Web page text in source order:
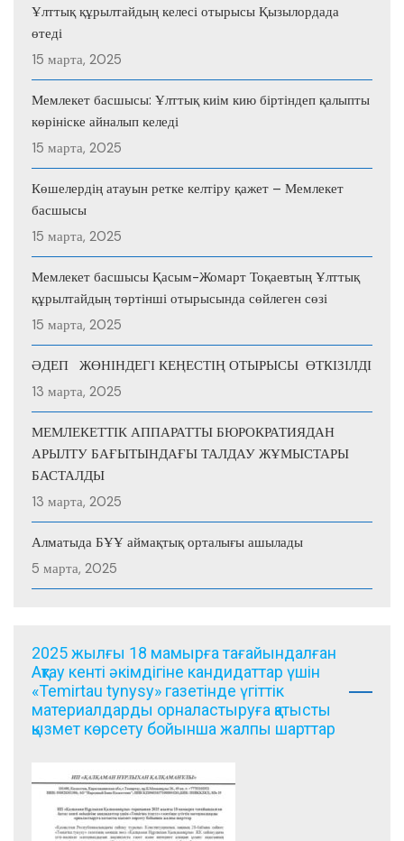
Ұлттық құрылтайдың келесі отырысы Қызылордада
өтеді
15 марта, 2025
Мемлекет басшысы: Ұлттық киім кию біртіндеп қалыпты
көрініске айналып келеді
15 марта, 2025
Көшелердің атауын ретке келтіру қажет – Мемлекет
басшысы
15 марта, 2025
Мемлекет басшысы Қасым-Жомарт Тоқаевтың Ұлттық
құрылтайдың төртінші отырысында сөйлеген сөзі
15 марта, 2025
ӘДЕП ЖӨНІНДЕГІ КЕҢЕСТІҢ ОТЫРЫСЫ ӨТКІЗІЛДІ
13 марта, 2025
МЕМЛЕКЕТТІК АППАРАТТЫ БЮРОКРАТИЯДАН
АРЫЛТУ БАҒЫТЫНДАҒЫ ТАЛДАУ ЖҰМЫСТАРЫ
БАСТАЛДЫ
13 марта, 2025
Алматыда БҰҰ аймақтық орталығы ашылады
5 марта, 2025
2025 жылғы 18 мамырға тағайындалған
Ақтау кенті әкімдігіне кандидаттар үшін
«Temirtau tynysy» газетінде үгіттік
материалдарды орналастыруға қатысты
қызмет көрсету бойынша жалпы шарттар